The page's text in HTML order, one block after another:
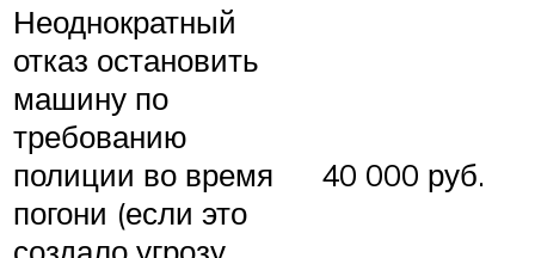
Неоднократный
отказ остановить
машину по
требованию
полиции во время
погони (если это
40 000 руб.